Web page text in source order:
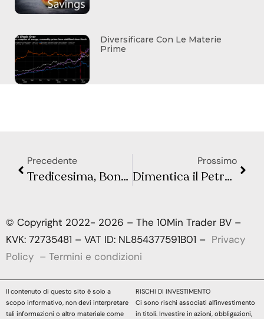
Diversificare Con Le Materie
Prime
Precedente
Tredicesima, Bonus Natale e Quattordicesima: Tutti gli Extra di Dicembre per Lavoratori e Pensionati
Prossimo
Dimentica il Petrolio: il Rame è la Materia Prima della Transizione Energetica
© Copyright 2022- 2026 – The 10Min Trader BV –
KVK: 72735481 – VAT ID: NL854377591B01 – Privacy
Policy – Termini e condizioni
Il contenuto di questo sito è solo a
scopo informativo, non devi interpretare
tali informazioni o altro materiale come
RISCHI DI INVESTIMENTO
Ci sono rischi associati all’investimento
in titoli. Investire in azioni, obbligazioni,